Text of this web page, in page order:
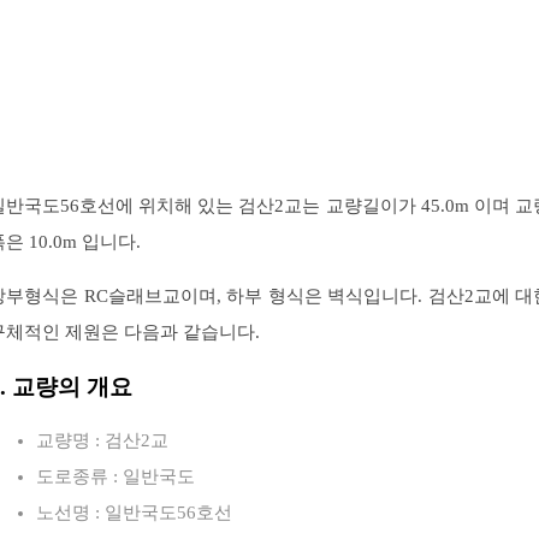
반국도56호선에 위치해 있는 검산2교는 교량길이가 45.0m 이며 교
은 10.0m 입니다.
부형식은 RC슬래브교이며, 하부 형식은 벽식입니다. 검산2교에 대
체적인 제원은 다음과 같습니다.
교량의 개요
교량명 : 검산2교
도로종류 : 일반국도
노선명 : 일반국도56호선